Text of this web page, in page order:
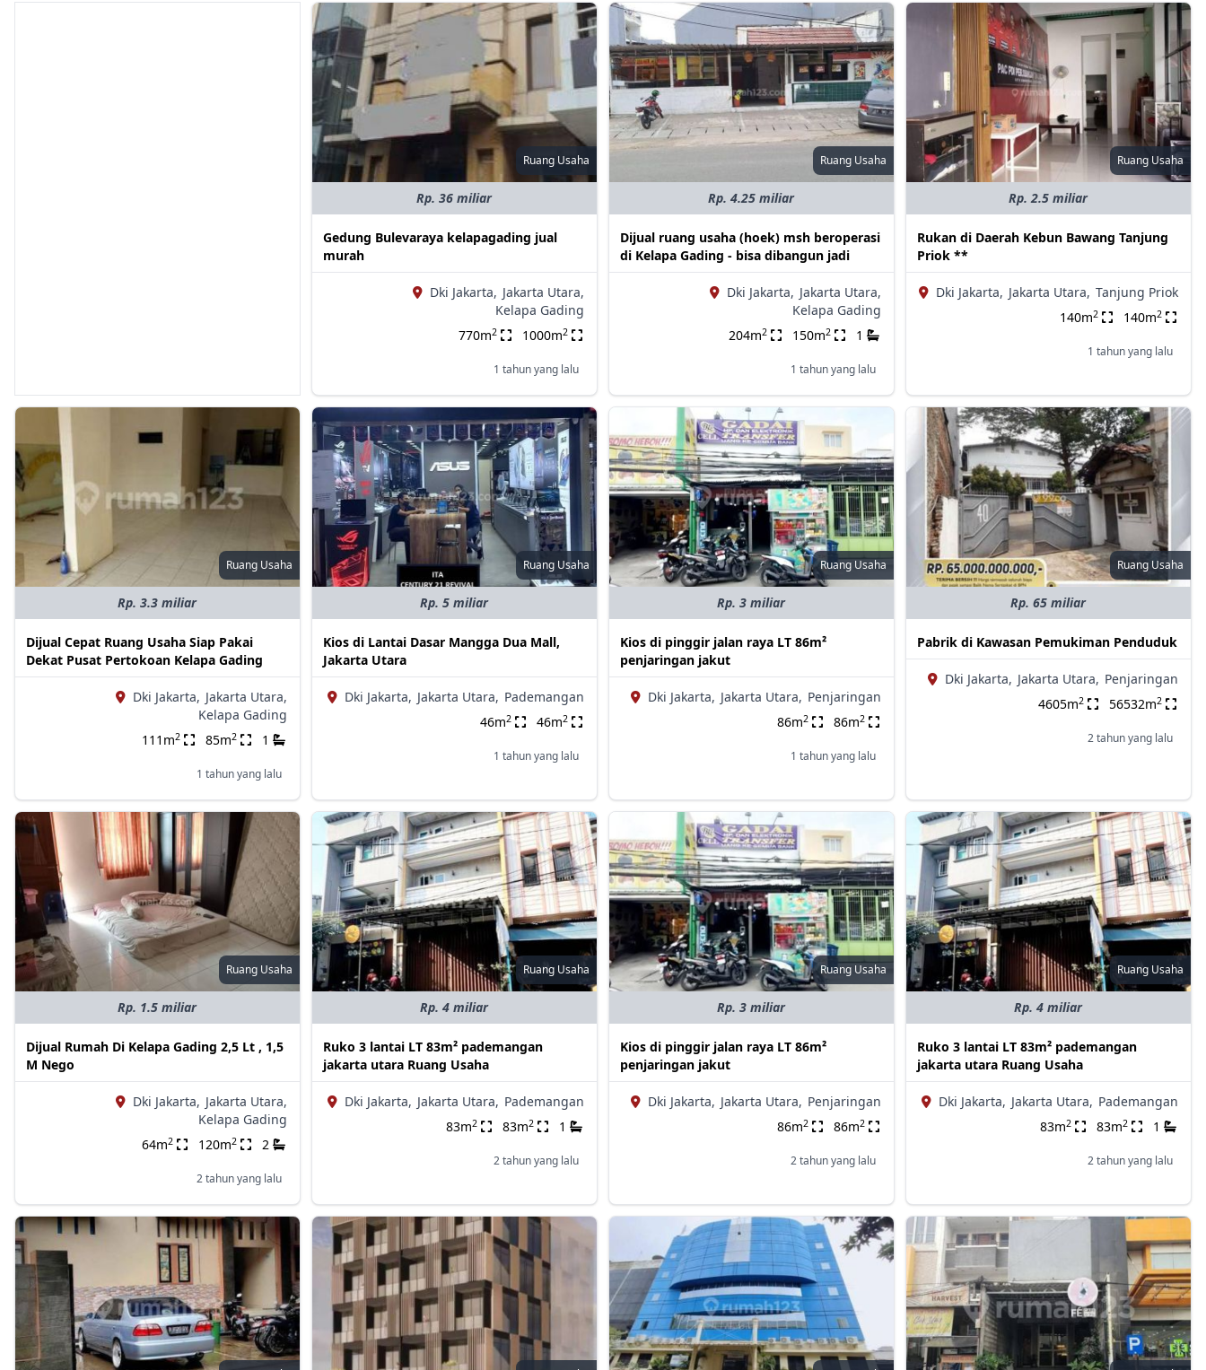
Ruang Usaha
Rp. 36 miliar
Gedung Bulevaraya kelapagading jual
murah
Dki Jakarta, Jakarta Utara,
Kelapa Gading
770m2 1000m2
1 tahun yang lalu
Ruang Usaha
Rp. 4.25 miliar
Dijual ruang usaha (hoek) msh beroperasi
di Kelapa Gading - bisa dibangun jadi
Dki Jakarta, Jakarta Utara,
Kelapa Gading
204m2 150m2 1
1 tahun yang lalu
Ruang Usaha
Rp. 2.5 miliar
Rukan di Daerah Kebun Bawang Tanjung
Priok **
Dki Jakarta, Jakarta Utara, Tanjung Priok
140m2 140m2
1 tahun yang lalu
Ruang Usaha
Rp. 3.3 miliar
Dijual Cepat Ruang Usaha Siap Pakai
Dekat Pusat Pertokoan Kelapa Gading
Dki Jakarta, Jakarta Utara,
Kelapa Gading
111m2 85m2 1
1 tahun yang lalu
Ruang Usaha
Rp. 5 miliar
Kios di Lantai Dasar Mangga Dua Mall,
Jakarta Utara
Dki Jakarta, Jakarta Utara, Pademangan
46m2 46m2
1 tahun yang lalu
Ruang Usaha
Rp. 3 miliar
Kios di pinggir jalan raya LT 86m²
penjaringan jakut
Dki Jakarta, Jakarta Utara, Penjaringan
86m2 86m2
1 tahun yang lalu
Ruang Usaha
Rp. 65 miliar
Pabrik di Kawasan Pemukiman Penduduk
Dki Jakarta, Jakarta Utara, Penjaringan
4605m2 56532m2
2 tahun yang lalu
Ruang Usaha
Rp. 1.5 miliar
Dijual Rumah Di Kelapa Gading 2,5 Lt , 1,5
M Nego
Dki Jakarta, Jakarta Utara,
Kelapa Gading
64m2 120m2 2
2 tahun yang lalu
Ruang Usaha
Rp. 4 miliar
Ruko 3 lantai LT 83m² pademangan
jakarta utara Ruang Usaha
Dki Jakarta, Jakarta Utara, Pademangan
83m2 83m2 1
2 tahun yang lalu
Ruang Usaha
Rp. 3 miliar
Kios di pinggir jalan raya LT 86m²
penjaringan jakut
Dki Jakarta, Jakarta Utara, Penjaringan
86m2 86m2
2 tahun yang lalu
Ruang Usaha
Rp. 4 miliar
Ruko 3 lantai LT 83m² pademangan
jakarta utara Ruang Usaha
Dki Jakarta, Jakarta Utara, Pademangan
83m2 83m2 1
2 tahun yang lalu